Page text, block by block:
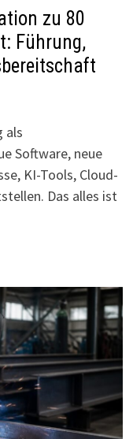
zu 80
Führung,
als
Software, neue
KI-Tools, Cloud-
Das alles ist